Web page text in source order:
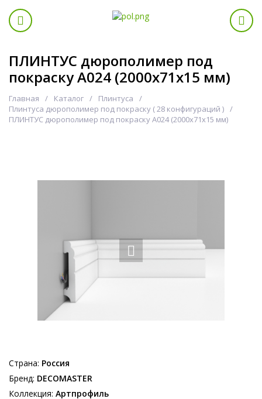
ПЛИНТУС дюрополимер под
покраску A024 (2000x71x15 мм)
Главная Каталог
Плинтуса
Плинтуса дюрополимер под покраску ( 28 конфигураций )
ПЛИНТУС дюрополимер под покраску A024 (2000x71x15 мм)
Страна: Россия
Бренд: DECOMASTER
Коллекция: Артпрофиль